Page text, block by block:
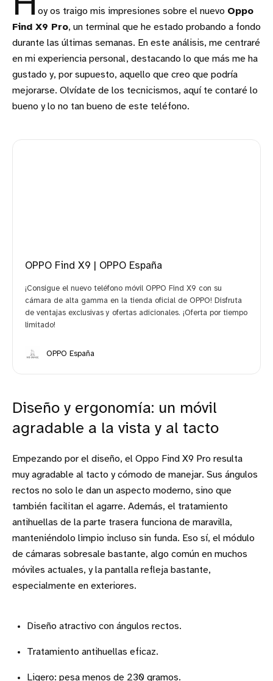
oy os traigo mis impresiones sobre el nuevo Oppo
Find X9 Pro, un terminal que he estado probando a fondo
durante las últimas semanas. En este análisis, me centraré
en mi experiencia personal, destacando lo que más me ha
gustado y, por supuesto, aquello que creo que podría
mejorarse. Olvídate de los tecnicismos, aquí te contaré lo
bueno y lo no tan bueno de este teléfono.
OPPO Find X9 | OPPO España
¡Consigue el nuevo teléfono móvil OPPO Find X9 con su
cámara de alta gamma en la tienda oficial de OPPO! Disfruta
de ventajas exclusivas y ofertas adicionales. ¡Oferta por tiempo
limitado!
OPPO España
Diseño y ergonomía: un móvil
agradable a la vista y al tacto
Empezando por el diseño, el Oppo Find X9 Pro resulta
muy agradable al tacto y cómodo de manejar. Sus ángulos
rectos no solo le dan un aspecto moderno, sino que
también facilitan el agarre. Además, el tratamiento
antihuellas de la parte trasera funciona de maravilla,
manteniéndolo limpio incluso sin funda. Eso sí, el módulo
de cámaras sobresale bastante, algo común en muchos
móviles actuales, y la pantalla refleja bastante,
especialmente en exteriores.
Diseño atractivo con ángulos rectos.
Tratamiento antihuellas eficaz.
Ligero: pesa menos de 230 gramos.